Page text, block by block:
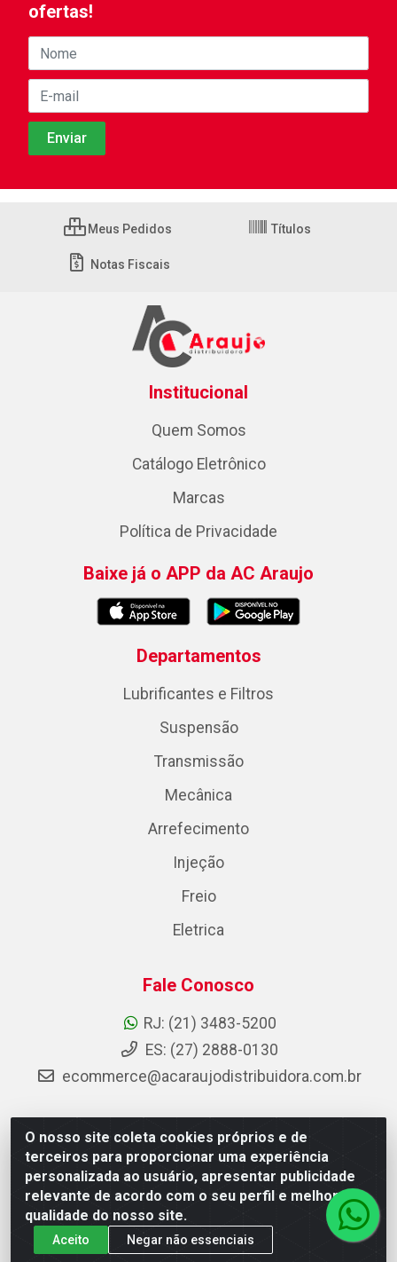
O nosso site coleta cookies próprios e de
terceiros para proporcionar uma experiência
personalizada ao usuário, apresentar publicidade
relevante de acordo com o seu perfil e melhorar a
qualidade do nosso site.
Aceito
Negar não essenciais
ofertas!
Meus Pedidos Títulos
Notas Fiscais
Institucional
Quem Somos
Catálogo Eletrônico
Marcas
Política de Privacidade
Baixe já o APP da AC Araujo
Departamentos
Lubrificantes e Filtros
Suspensão
Transmissão
Mecânica
Arrefecimento
Injeção
Freio
Eletrica
Fale Conosco
RJ: (21) 3483-5200
ES: (27) 2888-0130
ecommerce@acaraujodistribuidora.com.br
AC Araujo Distribuidora - Rua Carneiro de Campos, 42 -
São Cristóvão, Rio de Janeiro/RJ - CEP 20.920-410 -
CNPJ 08.744.753/0003-85